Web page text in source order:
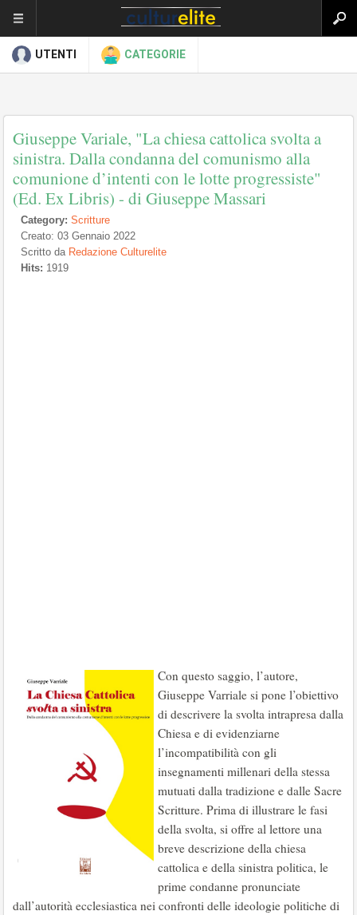
UTENTI CATEGORIE
Giuseppe Variale, "La chiesa cattolica svolta a
sinistra. Dalla condanna del comunismo alla
comunione d’intenti con le lotte progressiste"
(Ed. Ex Libris) - di Giuseppe Massari
Category: Scritture
Creato: 03 Gennaio 2022
Scritto da Redazione Culturelite
Hits: 1919
Con questo saggio, l’autore,
Giuseppe Varriale si pone l’obiettivo
di descrivere la svolta intrapresa dalla
Chiesa e di evidenziarne
l’incompatibilità con gli
insegnamenti millenari della stessa
mutuati dalla tradizione e dalle Sacre
Scritture. Prima di illustrare le fasi
della svolta, si offre al lettore una
breve descrizione della chiesa
cattolica e della sinistra politica, le
prime condanne pronunciate
dall’autorità ecclesiastica nei confronti delle ideologie politiche di